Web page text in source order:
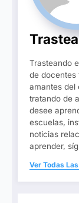
Trasteando
de docentes
amantes del
tratando de
desee
escuelas,
noticias
aprender,
Ver Todas